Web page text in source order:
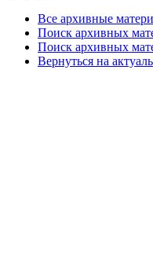
Все архивные
Поиск архивных
Поиск архивных
Вернуться на